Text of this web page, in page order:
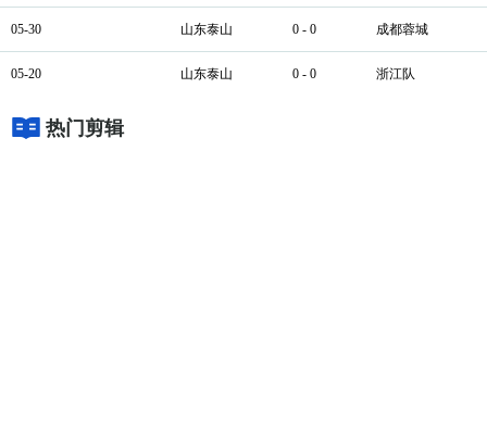
05-30 山东泰山 0 - 0 成都蓉城
05-20 山东泰山 0 - 0 浙江队
热门剪辑